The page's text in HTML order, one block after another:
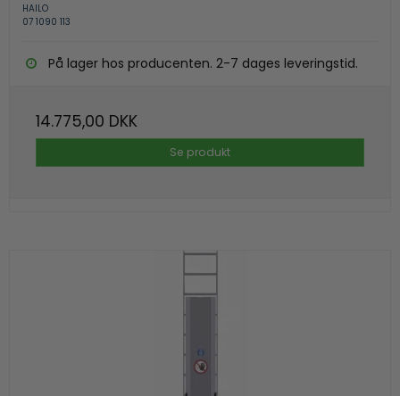
HAILO
07 1090 113
På lager hos producenten. 2-7 dages leveringstid.
14.775,00 DKK
Se produkt